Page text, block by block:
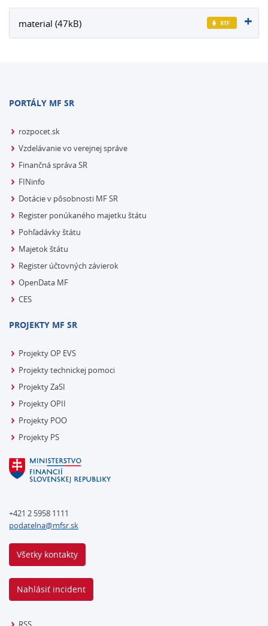
material (47kB)
PORTÁLY MF SR
rozpocet.sk
Vzdelávanie vo verejnej správe
Finančná správa SR
FINinfo
Dotácie v pôsobnosti MF SR
Register ponúkaného majetku štátu
Pohľadávky štátu
Majetok štátu
Register účtovných závierok
OpenData MF
CES
PROJEKTY MF SR
Projekty OP EVS
Projekty technickej pomoci
Projekty ZaSI
Projekty OPII
Projekty POO
Projekty PS
+421 2 5958 1111
podatelna@mfsr.sk
Všetky kontakty
Nahlásiť incident